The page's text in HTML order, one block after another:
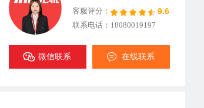
客服评分： 9.6
联系电话：18080019197
微信联系 在线联系